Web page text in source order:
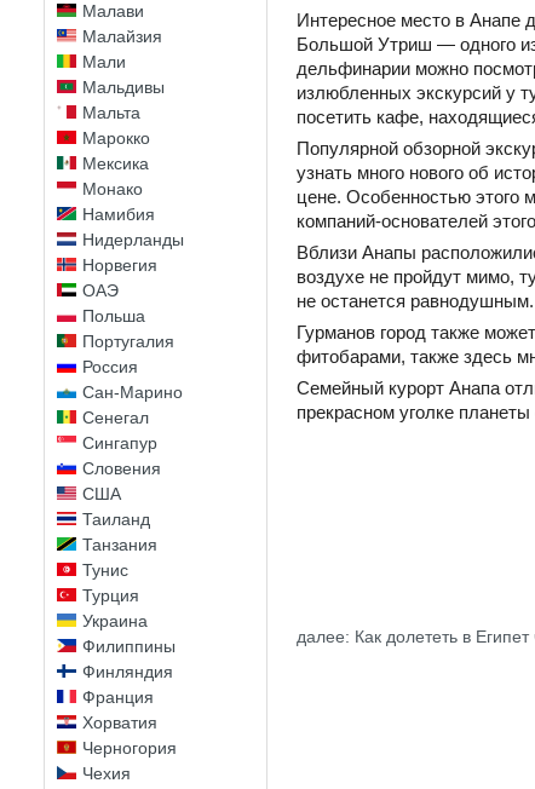
Малави
Малайзия
Мали
Мальдивы
Мальта
Марокко
Мексика
Монако
Намибия
Нидерланды
Норвегия
ОАЭ
Польша
Португалия
Россия
Сан-Марино
Сенегал
Сингапур
Словения
США
Таиланд
Танзания
Тунис
Турция
Украина
Филиппины
Финляндия
Франция
Хорватия
Черногория
Чехия
Интересное место в Анапе
Большой Утриш — одного
дельфинарии можно
излюбленных экскурсий у
посетить кафе,
Популярной обзорной
узнать много нового об
цене. Особенностью этого
компаний-основателей
Вблизи Анапы
воздухе не пройдут мимо,
не останется равнодушным.
Гурманов город также
фитобарами, также здесь
Семейный курорт Анапа
прекрасном уголке
далее: Как долететь в